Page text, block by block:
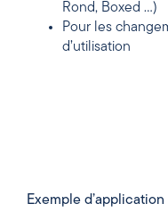
Rond, Boxed …)
Pour les
d’utilisation
Exemple d’application